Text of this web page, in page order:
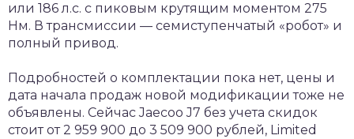
или 186 л.с. с пиковым крутящим моментом 275
Нм. В трансмиссии — семиступенчатый «робот» и
полный привод.
Подробностей о комплектации пока нет, цены и
дата начала продаж новой модификации тоже не
объявлены. Сейчас Jaecoo J7 без учета скидок
стоит от 2 959 900 до 3 509 900 рублей, Limited